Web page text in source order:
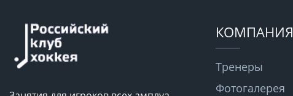
КОМПАНИЯ
Тренеры
Фотогалерея